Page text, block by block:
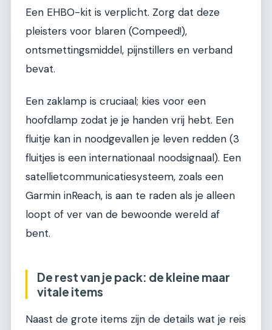
Een EHBO-kit is verplicht. Zorg dat deze
pleisters voor blaren (Compeed!),
ontsmettingsmiddel, pijnstillers en verband
bevat.
Een zaklamp is cruciaal; kies voor een
hoofdlamp zodat je je handen vrij hebt. Een
fluitje kan in noodgevallen je leven redden (3
fluitjes is een internationaal noodsignaal). Een
satellietcommunicatiesysteem, zoals een
Garmin inReach, is aan te raden als je alleen
loopt of ver van de bewoonde wereld af
bent.
De rest van je pack: de kleine maar
vitale items
Naast de grote items zijn de details wat je reis